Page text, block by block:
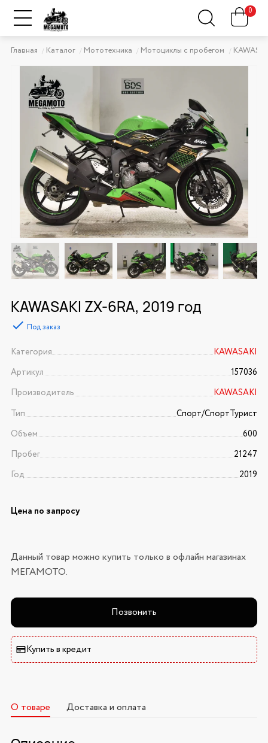
0
Главная Каталог Мототехника Мотоциклы с пробегом
KAWASAKI ZX-6RA, 2019 год
Под заказ
Категория
KAWASAKI
Артикул
157036
Производитель
KAWASAKI
Тип
Спорт/CпортТурист
Объем
600
Пробег
21247
Год
2019
Цена по запросу
Данный товар можно купить только в офлайн магазинах
МЕГАМОТО.
Позвонить
Купить в кредит
О товаре Доставка и оплата